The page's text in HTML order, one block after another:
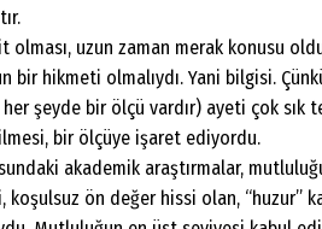
uzun zaman merak konusu
bir hikmeti olmalıydı. Yani bilgisi.
her şeyde bir ölçü vardır) ayeti çok sık
bir ölçüye işaret ediyordu.
akademik araştırmalar,
ön değer hissi olan, “huzur”